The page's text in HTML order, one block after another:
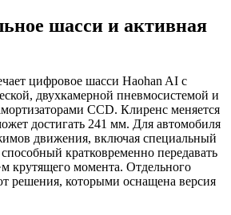
шасси и активная
цифровое шасси Haohan AI с
двухкамерной пневмосистемой и
CCD. Клиренс меняется
достигать 241 мм. Для автомобиля
движения, включая специальный
кратковременно передавать
крутящего момента. Отдельного
решения, которыми оснащена версия